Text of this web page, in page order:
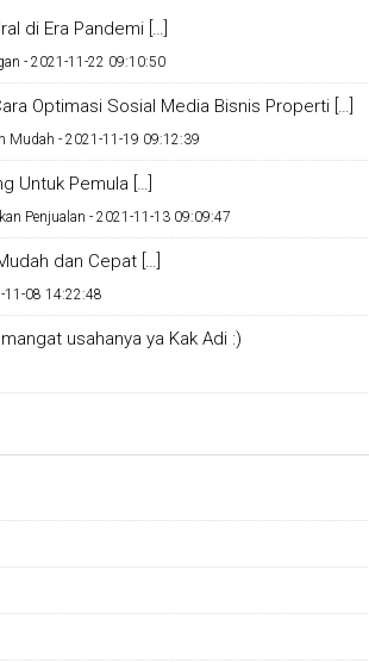
di Era Pandemi […]
- 2021-11-22 09:10:50
Optimasi Sosial Media Bisnis Properti […]
Mudah - 2021-11-19 09:12:39
Untuk Pemula […]
Penjualan - 2021-11-13 09:09:47
dan Cepat […]
11-08 14:22:48
usahanya ya Kak Adi :)